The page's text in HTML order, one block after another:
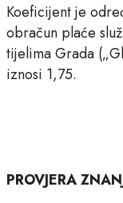
Koeficijent je
obračun plaće
tijelima Grada
iznosi 1,75.
PROVJERA